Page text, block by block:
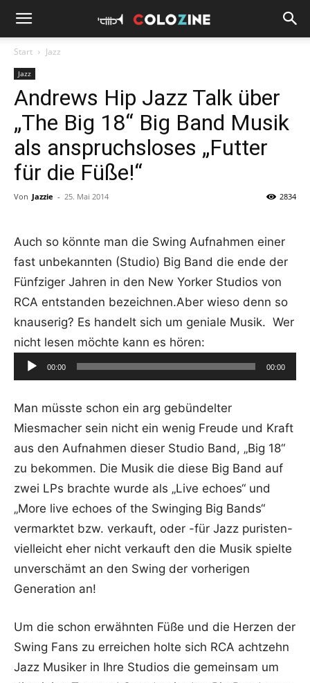
Start Jazz
Jazz
Andrews Hip Jazz Talk über
„The Big 18“ Big Band Musik
als anspruchsloses „Futter
für die Füße!“
Von Jazzie - 25. Mai 2014 2834
Auch so könnte man die Swing Aufnahmen einer
fast unbekannten (Studio) Big Band die ende der
Fünfziger Jahren in den New Yorker Studios von
RCA entstanden bezeichnen.Aber wieso denn so
knauserig? Es handelt sich um geniale Musik. Wer
nicht lesen möchte kann es hören:
Audio-
Player
00:00 00:00
Man müsste schon ein arg gebündelter
Miesmacher sein nicht ein wenig Freude und Kraft
aus den Aufnahmen dieser Studio Band, „Big 18“
zu bekommen. Die Musik die diese Big Band auf
zwei LPs brachte wurde als „Live echoes“ und
„More live echoes of the Swinging Big Bands“
vermarktet bzw. verkauft, oder -für Jazz puristen-
vielleicht eher nicht verkauft den die Musik spielte
unverschämt an den Swing der vorherigen
Generation an!
Um die schon erwähnten Füße und die Herzen der
Swing Fans zu erreichen holte sich RCA achtzehn
Jazz Musiker in Ihre Studios die gemeinsam um